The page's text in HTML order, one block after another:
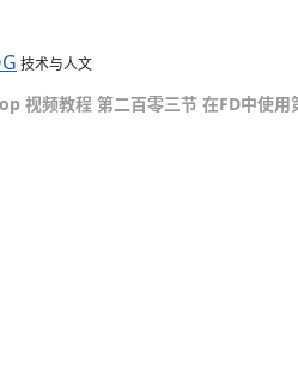
技术与人文
视频教程 第二百零三节 在FD中使用